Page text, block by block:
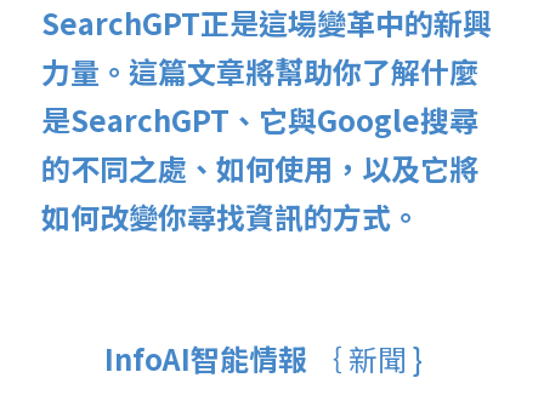
SearchGPT正是這場變革中的新興
力量。這篇文章將幫助你了解什麼
是SearchGPT、它與Google搜尋
的不同之處、如何使用，以及它將
如何改變你尋找資訊的方式。
InfoAI智能情報 ｛ 新聞 }